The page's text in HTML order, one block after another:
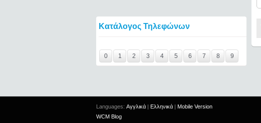
Κατάλογος Τηλεφώνων
0
1 2 3 4 5 6 7 8 9
Languages: Αγγλικά | Ελληνικά | Mobile Version
WCM Blog